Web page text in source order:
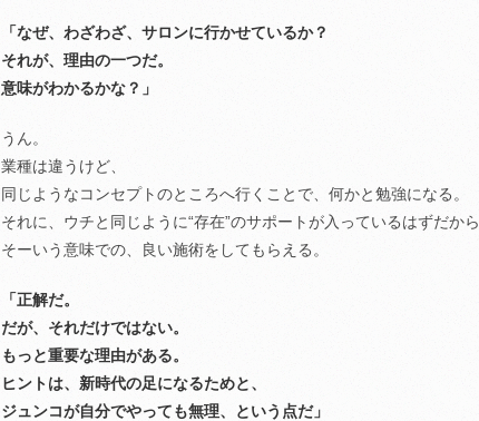
「なぜ、わざわざ、サロンに行かせているか？
それが、理由の一つだ。
意味がわかるかな？」
うん。
業種は違うけど、
同じようなコンセプトのところへ行くことで、何かと勉強になる。
それに、ウチと同じように“存在”のサポートが入っているはずだから
そーいう意味での、良い施術をしてもらえる。
「正解だ。
だが、それだけではない。
もっと重要な理由がある。
ヒントは、新時代の足になるためと、
ジュンコが自分でやっても無理、という点だ」